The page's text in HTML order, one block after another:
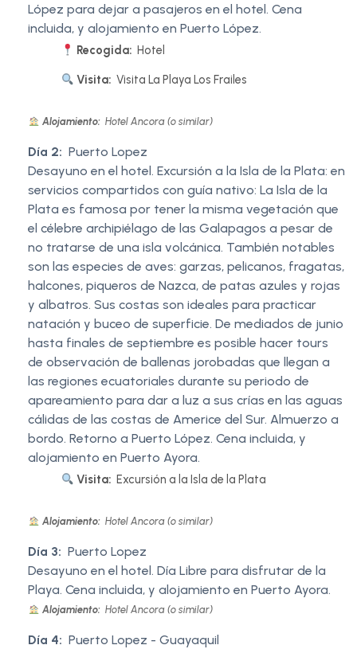
López para dejar a pasajeros en el hotel. Cena
incluida, y alojamiento en Puerto López.
Recogida: Hotel
Visita: Visita La Playa Los Frailes
Alojamiento: Hotel Ancora (o similar)
Día 2: Puerto Lopez
Desayuno en el hotel. Excursión a la Isla de la Plata: en
servicios compartidos con guía nativo: La Isla de la
Plata es famosa por tener la misma vegetación que
el célebre archipiélago de las Galapagos a pesar de
no tratarse de una isla volcánica. También notables
son las especies de aves: garzas, pelicanos, fragatas,
halcones, piqueros de Nazca, de patas azules y rojas
y albatros. Sus costas son ideales para practicar
natación y buceo de superficie. De mediados de junio
hasta finales de septiembre es posible hacer tours
de observación de ballenas jorobadas que llegan a
las regiones ecuatoriales durante su periodo de
apareamiento para dar a luz a sus crías en las aguas
cálidas de las costas de Americe del Sur. Almuerzo a
bordo. Retorno a Puerto López. Cena incluida, y
alojamiento en Puerto Ayora.
Visita: Excursión a la Isla de la Plata
Alojamiento: Hotel Ancora (o similar)
Día 3: Puerto Lopez
Desayuno en el hotel. Día Libre para disfrutar de la
Playa. Cena incluida, y alojamiento en Puerto Ayora.
Alojamiento: Hotel Ancora (o similar)
Día 4: Puerto Lopez - Guayaquil